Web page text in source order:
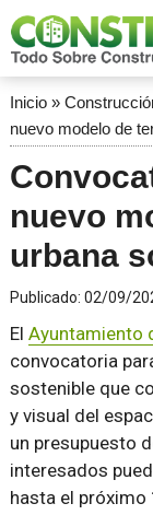
Inicio»
nuevo modelo de
nuevo
urbana
Publicado: 02/09/
El Ayuntamiento
convocatoria
sostenible que
y visual del
un presupuesto
interesados
hasta el próximo